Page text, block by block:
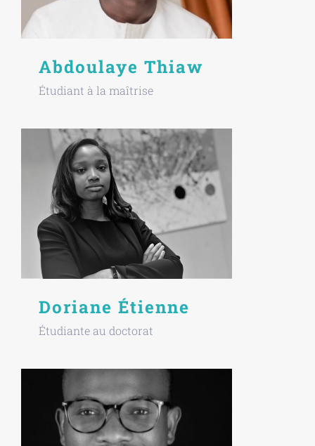
Abdoulaye Thiaw
Étudiant à la maîtrise
Doriane Étienne
Étudiante au doctorat